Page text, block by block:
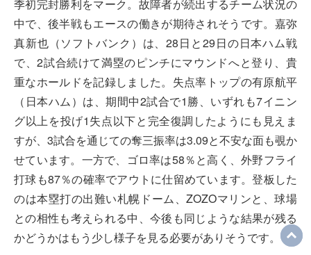
季初完封勝利をマーク。故障者が続出するチーム状況の
中で、後半戦もエースの働きが期待されそうです。嘉弥
真新也（ソフトバンク）は、28日と29日の日本ハム戦
で、2試合続けて満塁のピンチにマウンドへと登り、貴
重なホールドを記録しました。失点率トップの有原航平
（日本ハム）は、期間中2試合で1勝、いずれも7イニン
グ以上を投げ1失点以下と完全復調したようにも見えま
すが、3試合を通じての奪三振率は3.09と不安な面も覗か
せています。一方で、ゴロ率は58％と高く、外野フライ
打球も87％の確率でアウトに仕留めています。登板した
のは本塁打の出難い札幌ドーム、ZOZOマリンと、球場
との相性も考えられる中、今後も同じような結果が残る
かどうかはもう少し様子を見る必要がありそうです。